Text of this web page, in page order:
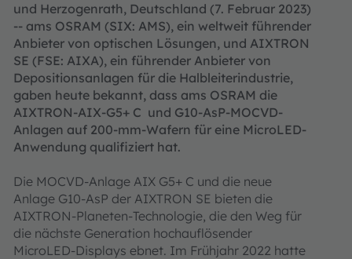
und Herzogenrath, Deutschland (7. Februar 2023)
-- ams OSRAM (SIX: AMS), ein weltweit führender
Anbieter von optischen Lösungen, und AIXTRON
SE (FSE: AIXA), ein führender Anbieter von
Depositionsanlagen für die Halbleiterindustrie,
gaben heute bekannt, dass ams OSRAM die
AIXTRON-AIX-G5+ C und G10-AsP-MOCVD-
Anlagen auf 200-mm-Wafern für eine MicroLED-
Anwendung qualifiziert hat.
Die MOCVD-Anlage AIX G5+ C und die neue
Anlage G10-AsP der AIXTRON SE bieten die
AIXTRON-Planeten-Technologie, die den Weg für
die nächste Generation hochauflösender
MicroLED-Displays ebnet. Im Frühjahr 2022 hatte